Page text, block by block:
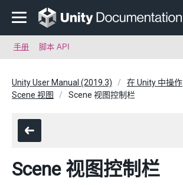
手册 脚本 API
Unity User Manual (2019.3) 在 Unity 中操作
Scene 视图
Scene 视图控制栏
Scene 视图控制栏